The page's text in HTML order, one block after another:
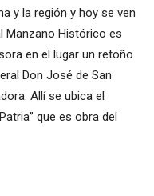
y la región y hoy se ven
Manzano Histórico es
en el lugar un retoño
Don José de San
Allí se ubica el
que es obra del